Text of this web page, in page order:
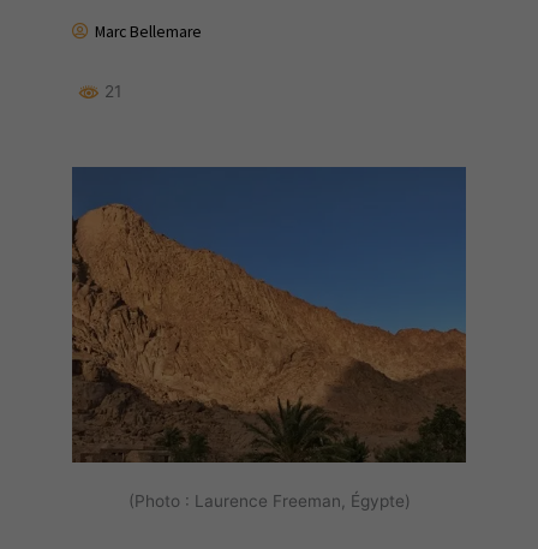
Marc Bellemare
21
(Photo : Laurence Freeman, Égypte)